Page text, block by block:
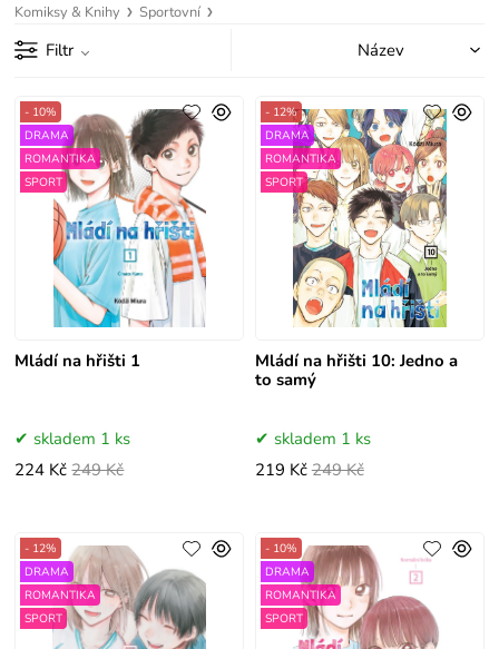
Komiksy & Knihy Sportovní
Filtr
Mládí na hřišti 1
- 10%
DRAMA
ROMANTIKA
SPORT
skladem 1 ks
224 Kč 249 Kč
Mládí na hřišti 10: Jedno a
to samý
- 12%
DRAMA
ROMANTIKA
SPORT
skladem 1 ks
219 Kč 249 Kč
- 12%
DRAMA
ROMANTIKA
SPORT
- 10%
DRAMA
ROMANTIKA
SPORT